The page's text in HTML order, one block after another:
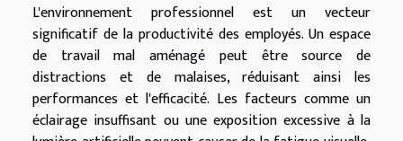
L'environnement professionnel est un vecteur
significatif de la productivité des employés. Un espace
de travail mal aménagé peut être source de
distractions et de malaises, réduisant ainsi les
performances et l'efficacité. Les facteurs comme un
éclairage insuffisant ou une exposition excessive à la